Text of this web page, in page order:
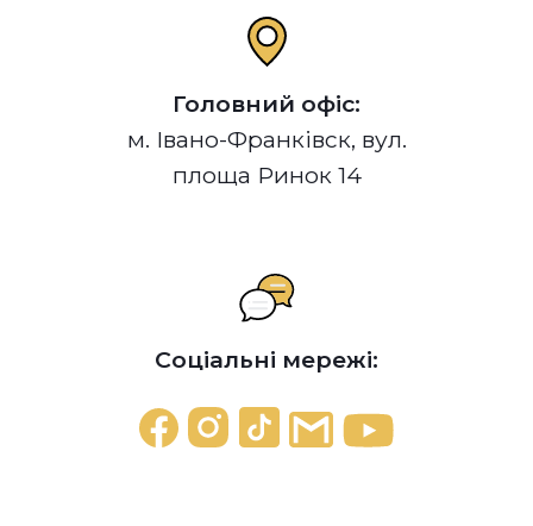
Головний офіс:
м. Івано-Франківск, вул.
площа Ринок 14
Соціальні мережі: